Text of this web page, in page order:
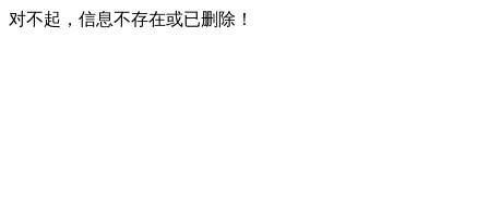
对不起，信息不存在或已删除！